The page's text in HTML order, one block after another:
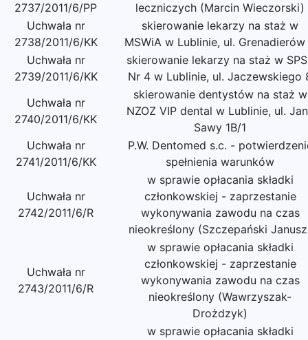
2737/2011/6/PP
leczniczych (Marcin Wieczorski)
Uchwała nr
2738/2011/6/KK
skierowanie lekarzy na staż w
MSWiA w Lublinie, ul.
Uchwała nr
2739/2011/6/KK
skierowanie lekarzy na staż w
Nr 4 w Lublinie, ul. Jaczewskiego
Uchwała nr
2740/2011/6/KK
skierowanie dentystów na staż w
NZOZ VIP dental w Lublinie, ul.
Sawy 1B/1
Uchwała nr
2741/2011/6/KK
P.W. Dentomed s.c. -
spełnienia warunków
Uchwała nr
2742/2011/6/R
w sprawie opłacania składki
członkowskiej - zaprzestanie
wykonywania zawodu na czas
nieokreślony (Szczepański
Uchwała nr
2743/2011/6/R
w sprawie opłacania składki
członkowskiej - zaprzestanie
wykonywania zawodu na czas
nieokreślony (Wawrzyszak-
Drożdzyk)
w sprawie opłacania składki